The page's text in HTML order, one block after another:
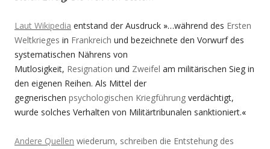
Laut Wikipedia entstand der Ausdruck »…während des Ersten
Weltkrieges in Frankreich und bezeichnete den Vorwurf des
systematischen Nährens von
Mutlosigkeit, Resignation und Zweifel am militärischen Sieg in
den eigenen Reihen. Als Mittel der
gegnerischen psychologischen Kriegführung verdächtigt,
wurde solches Verhalten von Militärtribunalen sanktioniert.«
Andere Quellen wiederum, schreiben die Entstehung des